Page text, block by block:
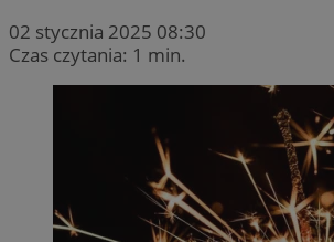
02 stycznia 2025 08:30
Czas czytania: 1 min.